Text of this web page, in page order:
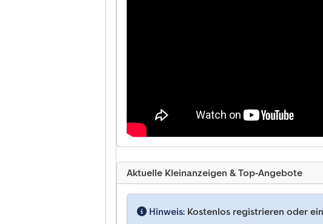
Aktuelle Kleinanzeigen & Top-Angebote
Hinweis: Kostenlos registrieren oder